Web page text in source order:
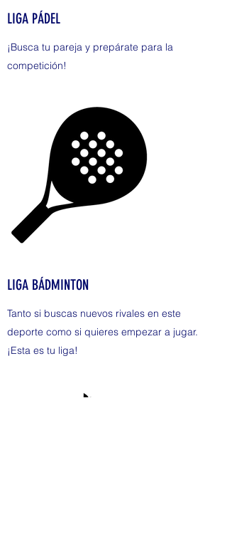
LIGA PÁDEL
¡Busca tu pareja y prepárate para la
competición!
LIGA BÁDMINTON
Tanto si buscas nuevos rivales en este
deporte como si quieres empezar a jugar.
¡Esta es tu liga!